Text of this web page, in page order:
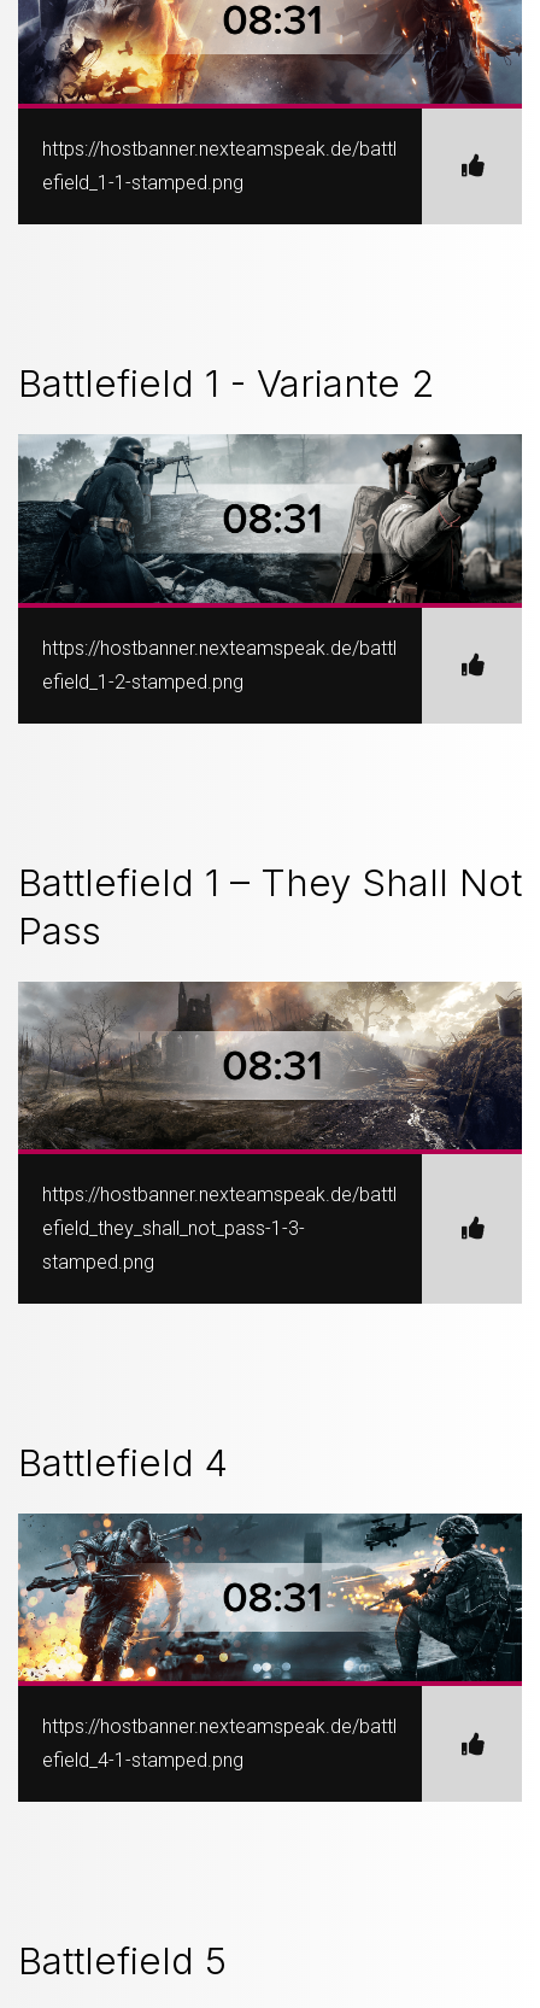
https://hostbanner.nexteamspeak.de/battl
efield_1-1-stamped.png
Battlefield 1 - Variante 2
https://hostbanner.nexteamspeak.de/battl
efield_1-2-stamped.png
Battlefield 1 – They Shall Not
Pass
https://hostbanner.nexteamspeak.de/battl
efield_they_shall_not_pass-1-3-
stamped.png
Battlefield 4
https://hostbanner.nexteamspeak.de/battl
efield_4-1-stamped.png
Battlefield 5